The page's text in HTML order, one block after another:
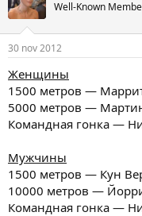
Well-Known
30 nov 2012
Женщины
1500 метров —
5000 метров —
Командная гонка —
Мужчины
1500 метров — Кун
10000 метров —
Командная гонка —